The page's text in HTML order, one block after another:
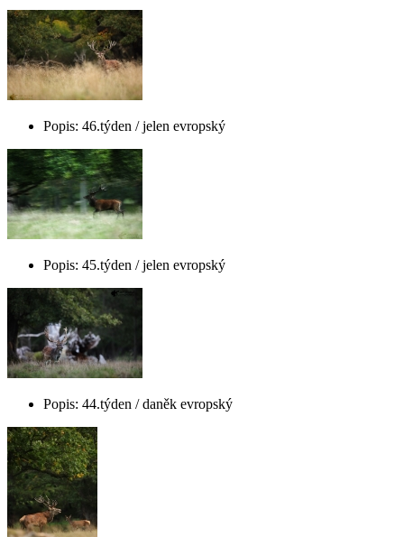
Popis: 46.týden / jelen evropský
Popis: 45.týden / jelen evropský
Popis: 44.týden / daněk evropský